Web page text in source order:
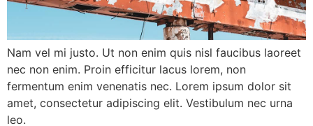
Nam vel mi justo. Ut non enim quis nisl faucibus laoreet
nec non enim. Proin efficitur lacus lorem, non
fermentum enim venenatis nec. Lorem ipsum dolor sit
amet, consectetur adipiscing elit. Vestibulum nec urna
leo.